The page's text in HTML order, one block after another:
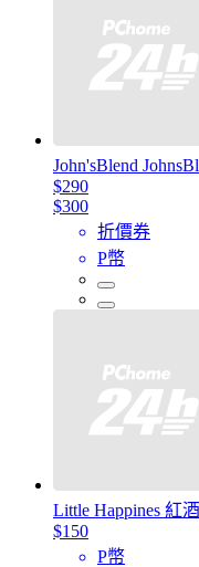
John'sBlend
$290
$300
折價券
P幣
Little Happines 紅
$150
P幣